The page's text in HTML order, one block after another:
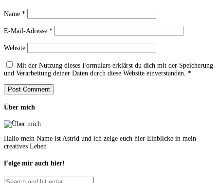
Name *
E-Mail-Adresse *
Website
Mit der Nutzung dieses Formulars erklärst du dich mit der Speicherung
und Verarbeitung deiner Daten durch diese Website einverstanden. *
Über mich
Hallo mein Name ist Astrid und ich zeige euch hier Einblicke in mein
creatives Leben
Folge mir auch hier!